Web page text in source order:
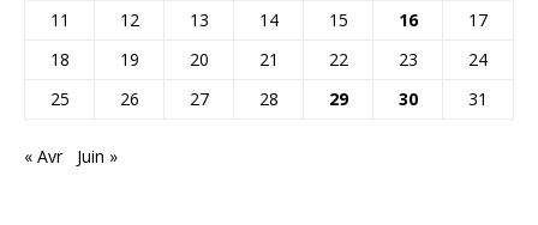
11
12 13 14 15 16
17
18
19 20 21 22 23
24
25
26 27 28 29 30 31
« Avr Juin »